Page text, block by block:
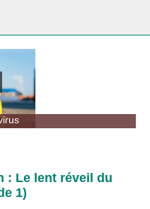
: Le lent réveil du
1)